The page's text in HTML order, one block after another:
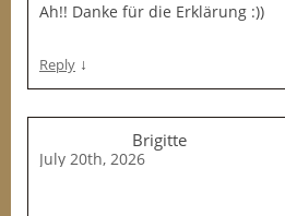
Ah!! Danke für die Erklärung :))
Reply ↓
Brigitte
July 20th, 2026